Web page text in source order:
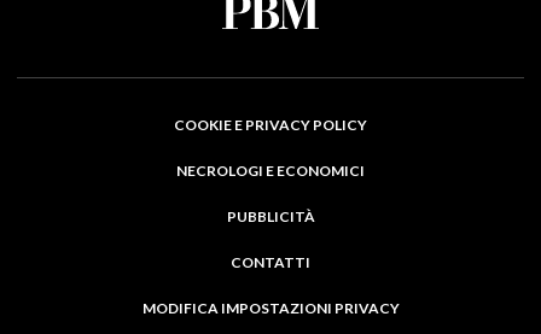
COOKIE E PRIVACY POLICY
NECROLOGI E ECONOMICI
PUBBLICITÀ
CONTATTI
MODIFICA IMPOSTAZIONI PRIVACY